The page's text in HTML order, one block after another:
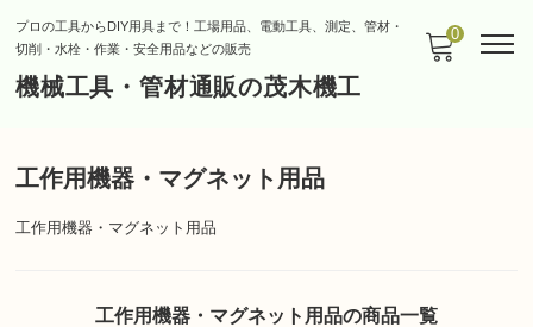
プロの工具からDIY用具まで！工場用品、電動工具、測定、管材・
切削・水栓・作業・安全用品などの販売
機械工具・管材通販の茂木機工
0
工作用機器・マグネット用品
工作用機器・マグネット用品
工作用機器・マグネット用品の商品一覧